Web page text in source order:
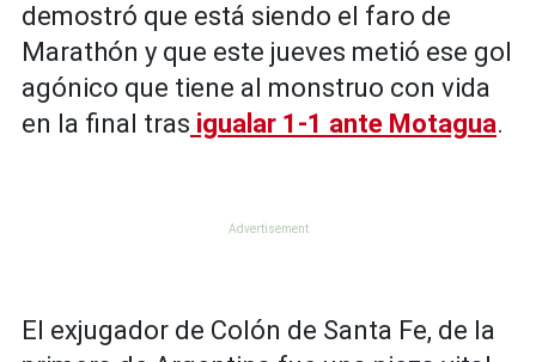
demostró que está siendo el faro de
Marathón y que este jueves metió ese gol
agónico que tiene al monstruo con vida
en la final tras igualar 1-1 ante Motagua.
El exjugador de Colón de Santa Fe, de la